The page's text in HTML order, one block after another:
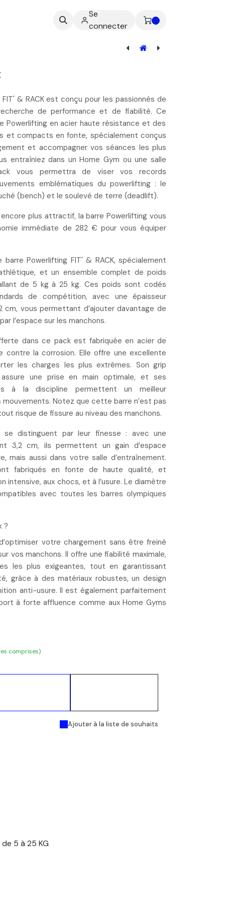
Se
connecter
0
& RACK est conçu pour les passionnés de
de performance et de fiabilité. Ce
Powerliftingen acier haute résistance etdes
et compacts en fonte, spécialement conçus
et accompagner vos séances les plus
entraîniez dans un Home Gym ou une salle
vous permettra de viser vos records
emblématiques du powerlifting : le
(bench) et le soulevé de terre (deadlift).
plus attractif, la barre Powerlifting vous
immédiate de 282 € pour vous équiper
Powerlifting FIT' & RACK, spécialement
et un ensemble complet de poids
de 5 kg à 25 kg. Ces poids sont codés
de compétition, avec une épaisseur
cm, vous permettant d’ajouter davantage de
l’espace sur les manchons.
dans ce packest fabriquée en acier de
la corrosion. Elle offre une excellente
les charges les plus extrêmes. Son grip
assure une prise en main optimale, et ses
à la discipline permettent un meilleur
Notez que cette barre n’est pas
risque de fissure au niveau des manchons.
se distinguent par leur finesse : avec une
3,2 cm, ils permettent un gain d’espace
mais aussi dans votre salle d’entraînement.
fabriqués en fonte de haute qualité, et
intensive, aux chocs, et à l’usure. Le diamètre
avec toutes les barres olympiques
?
votre chargement sans être freiné
vos manchons. Il offre unefiabilité maximale,
les plus exigeantes, tout en garantissant
grâce à des matériaux robustes, un design
anti-usure. Il est également parfaitement
à forte affluence comme aux Home Gyms
Ajouter à la liste de souhaits
comprises)
5 à 25 KG